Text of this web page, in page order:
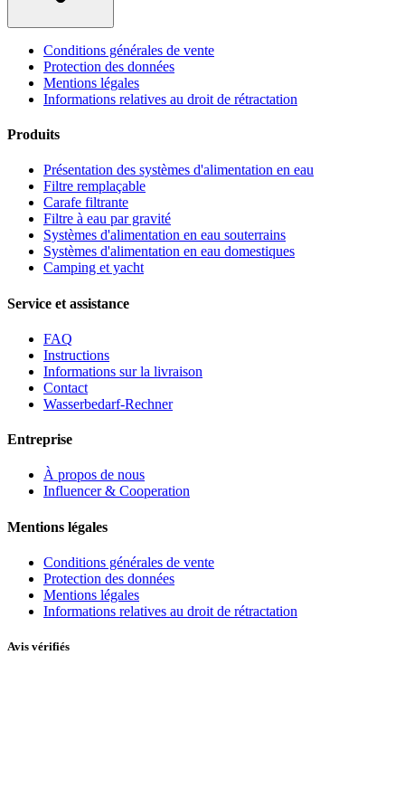
Conditions générales de vente
Protection des données
Mentions légales
Informations relatives au droit de rétractation
Produits
Présentation des systèmes d'alimentation en eau
Filtre remplaçable
Carafe filtrante
Filtre à eau par gravité
Systèmes d'alimentation en eau souterrains
Systèmes d'alimentation en eau domestiques
Camping et yacht
Service et assistance
FAQ
Instructions
Informations sur la livraison
Contact
Wasserbedarf-Rechner
Entreprise
À propos de nous
Influencer & Cooperation
Mentions légales
Conditions générales de vente
Protection des données
Mentions légales
Informations relatives au droit de rétractation
Avis vérifiés